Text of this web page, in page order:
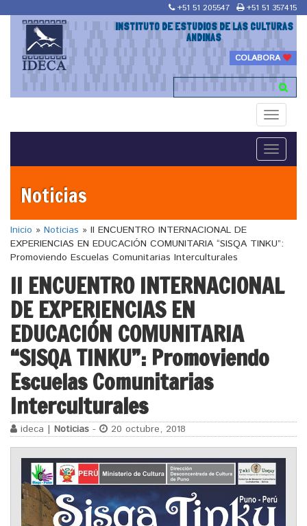
+51 51 205547 +51 51 357415
INSTITUTO DE ESTUDIOS DE LAS CULTURAS
ANDINAS
COLABORA
Toggle
Toggle
Noticias
Inicio » Noticias » II ENCUENTRO INTERNACIONAL DE
EXPERIENCIAS EN EDUCACIÓN COMUNITARIA “SISQA TINKU”:
Promoviendo Escuelas Comunitarias Interculturales
II ENCUENTRO INTERNACIONAL
DE EXPERIENCIAS EN
EDUCACIÓN COMUNITARIA
“SISQA TINKU”: Promoviendo
Escuelas Comunitarias
Interculturales
ideca | Noticias - 20 octubre, 2018